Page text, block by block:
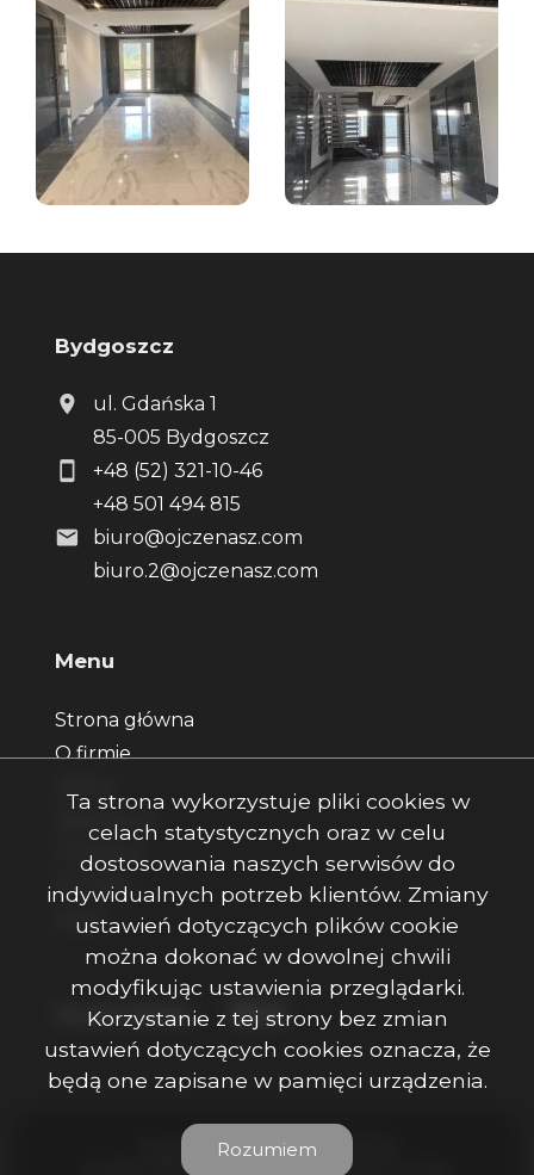
Bydgoszcz
ul. Gdańska 1
85-005 Bydgoszcz
+48 (52) 321-10-46
+48 501 494 815
biuro@ojczenasz.com
biuro.2@ojczenasz.com
Menu
Strona główna
O firmie
Zgłoszenia
Ulubione
Kontakt
Rodo
Social Media Facebook
Facebook
Facebook
Ojczenasz Nieruchomości © 2026
Program dla biur nieruchomości
Galactica Virgo
Ta strona wykorzystuje pliki cookies w
celach statystycznych oraz w celu
dostosowania naszych serwisów do
indywidualnych potrzeb klientów. Zmiany
ustawień dotyczących plików cookie
można dokonać w dowolnej chwili
modyfikując ustawienia przeglądarki.
Korzystanie z tej strony bez zmian
ustawień dotyczących cookies oznacza, że
będą one zapisane w pamięci urządzenia.
Rozumiem